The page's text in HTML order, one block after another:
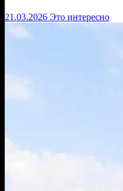
21.03.2026 Это интересно